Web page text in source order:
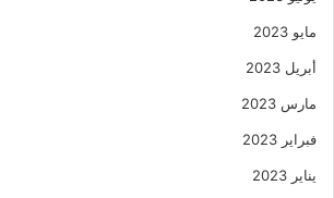
مايو 2023
أبريل 2023
مارس 2023
فبراير 2023
يناير 2023